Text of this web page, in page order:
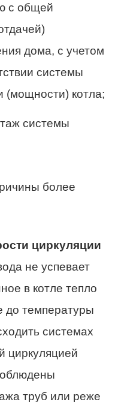
с общей
дома, с учетом
системы
(мощности) котла;
системы
более
циркуляции
не успевает
в котле тепло
до температуры
системах
циркуляцией
труб или реже